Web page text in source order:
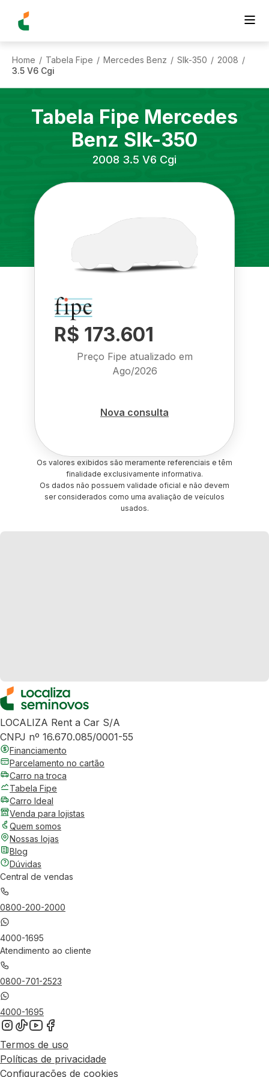
Home / Tabela Fipe / Mercedes Benz / Slk-350 / 2008 /
3.5 V6 Cgi
Tabela Fipe Mercedes
Benz Slk-350
2008 3.5 V6 Cgi
R$ 173.601
Preço Fipe atualizado em
Ago/2026
Nova consulta
Os valores exibidos são meramente referenciais e têm
finalidade exclusivamente informativa.
Os dados não possuem validade oficial e não devem
ser considerados como uma avaliação de veículos
usados.
LOCALIZA Rent a Car S/A
CNPJ nº 16.670.085/0001-55
Financiamento
Parcelamento no cartão
Carro na troca
Tabela Fipe
Carro Ideal
Venda para lojistas
Quem somos
Nossas lojas
Blog
Dúvidas
Central de vendas
0800-200-2000
4000-1695
Atendimento ao cliente
0800-701-2523
4000-1695
Termos de uso
Políticas de privacidade
Configurações de cookies